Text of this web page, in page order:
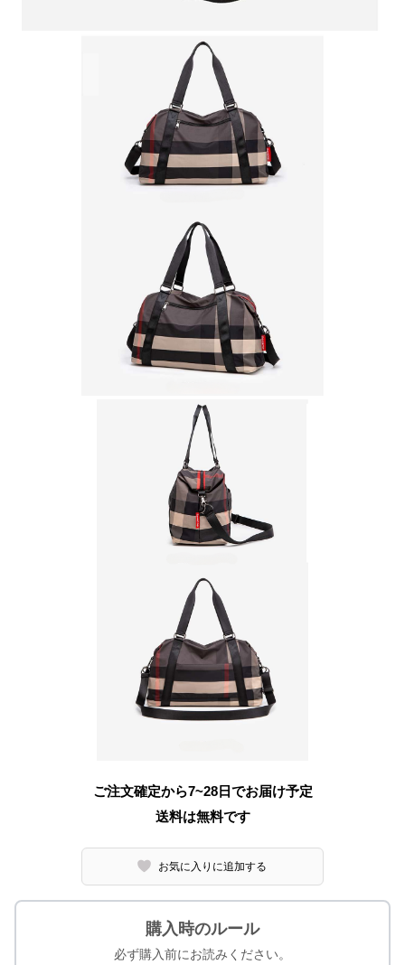
ご注文確定から7~28日でお届け予定
送料は無料です
お気に入りに追加する
購入時のルール
必ず購入前にお読みください。